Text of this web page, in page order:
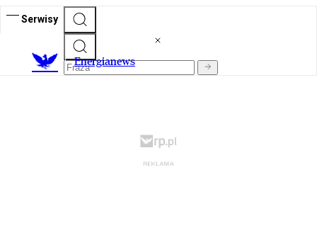
Serwisy
Energianews